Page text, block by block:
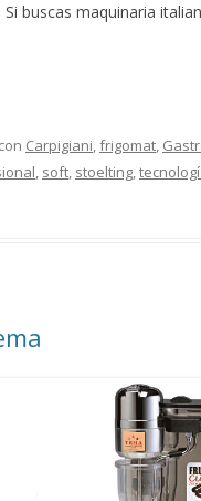
buscas maquinaria
Carpigiani,frigomat,
, soft, stoelting,